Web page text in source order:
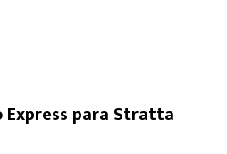
Express para Stratta